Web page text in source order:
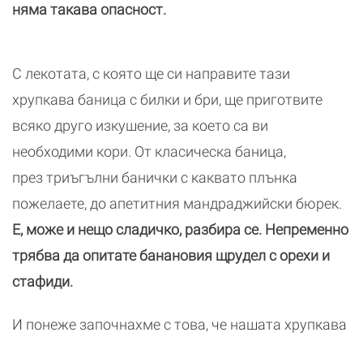
няма такава опасност.
С лекотата, с която ще си направите тази
хрупкава баница с билки и бри, ще приготвите
всяко друго изкушение, за което са ви
необходими кори. От класическа баница,
през триъгълни банички с каквато плънка
пожелаете, до апетитния мандраджийски бюрек.
Е, може и нещо сладичко, разбира се. Непременно
трябва да опитате банановия щрудел с орехи и
стафиди.
И понеже започнахме с това, че нашата хрупкава